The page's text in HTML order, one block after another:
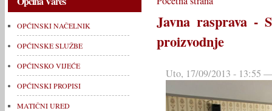
OPĆINSKI NAČELNIK
OPĆINSKE SLUŽBE
OPĆINSKO VIJEĆE
OPĆINSKI PROPISI
MATIČNI URED
Javna rasprava -
proizvodnje
Uto, 17/09/2013 - 13:55